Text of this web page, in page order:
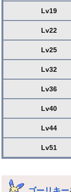
Lv19
Lv22
Lv25
Lv32
Lv36
Lv40
Lv44
Lv51